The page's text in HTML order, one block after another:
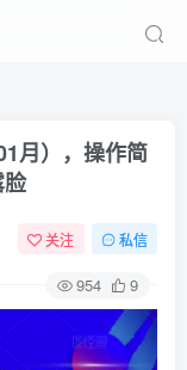
月），操作简
关注 私信
954 9